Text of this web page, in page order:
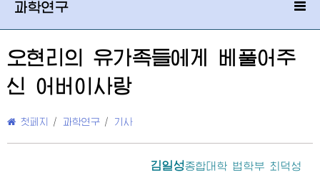
과학연구
오현리의 유가족들에게 베풀어주
신 어버이 사랑
첫페지 / 과학연구 / 기사
김일성종합대학 법학부 최덕성